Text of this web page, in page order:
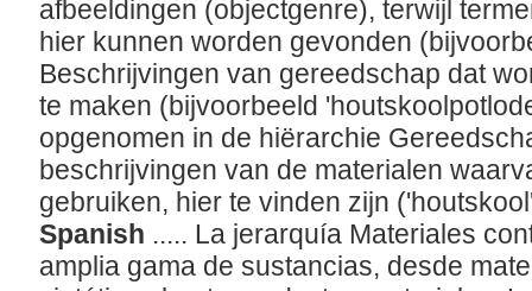
afbeeldingen (objectgenre), terwijl
hier kunnen worden gevonden
Beschrijvingen van gereedschap dat
te maken (bijvoorbeeld
opgenomen in de hiërarchie
beschrijvingen van de materialen
gebruiken, hier te vinden zijn
Spanish ..... La jerarquía Materiales
amplia gama de sustancias, desde